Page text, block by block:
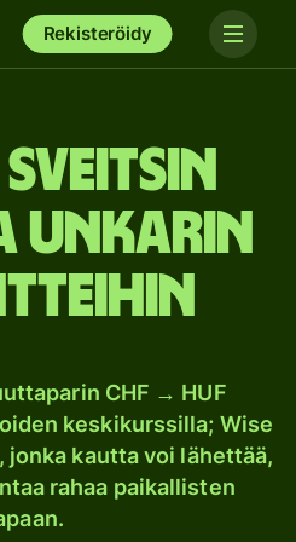
Rekisteröidy
Unkarin
CHF → HUF
keskikurssilla; Wise
kautta voi lähettää,
rahaa paikallisten